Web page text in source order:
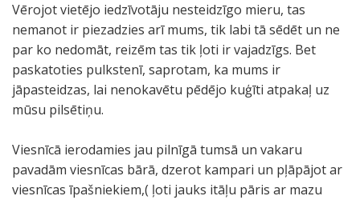
Vērojot vietējo iedzīvotāju nesteidzīgo mieru, tas
nemanot ir piezadzies arī mums, tik labi tā sēdēt un ne
par ko nedomāt, reizēm tas tik ļoti ir vajadzīgs. Bet
paskatoties pulkstenī, saprotam, ka mums ir
jāpasteidzas, lai nenokavētu pēdējo kuģīti atpakaļ uz
mūsu pilsētiņu.
Viesnīcā ierodamies jau pilnīgā tumsā un vakaru
pavadām viesnīcas bārā, dzerot kampari un pļāpājot ar
viesnīcas īpašniekiem,( ļoti jauks itāļu pāris ar mazu